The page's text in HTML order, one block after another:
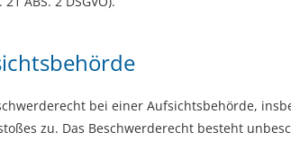
bei einer Aufsichtsbehörde,
zu. Das Beschwerderecht besteht